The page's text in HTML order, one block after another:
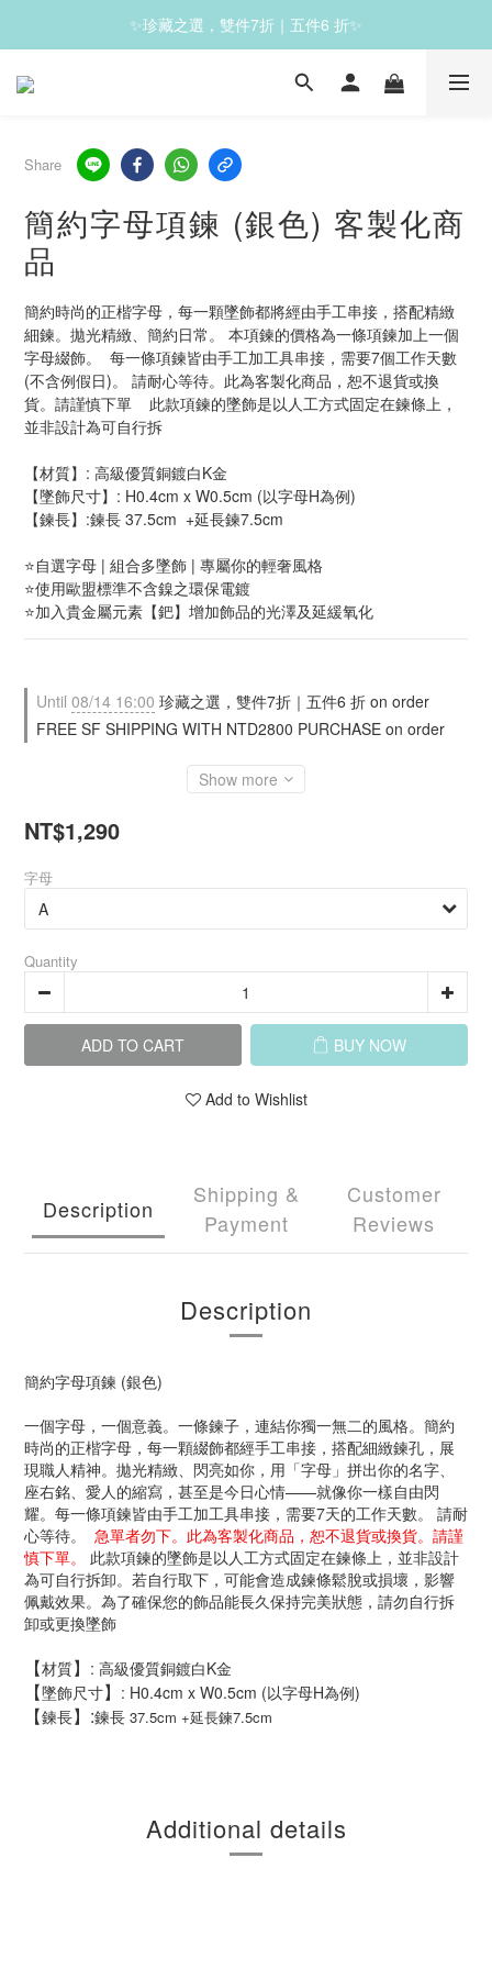
✨滿1200免運✨
✨珍藏之選，雙件7折｜五件6 折✨
Share
簡約字母項鍊 (銀色) 客製化商
品
簡約時尚的正楷字母，每一顆墜飾都將經由手工串接，搭配精緻
細鍊。拋光精緻、簡約日常。 本項鍊的價格為一條項鍊加上一個
字母綴飾。  每一條項鍊皆由手工加工具串接，需要7個工作天數
(不含例假日)。 請耐心等待。此為客製化商品，恕不退貨或換
貨。請謹慎下單    此款項鍊的墜飾是以人工方式固定在鍊條上，
並非設計為可自行拆
【材質】: 高級優質銅鍍白K金
【墜飾尺寸】: H0.4cm x W0.5cm (以字母H為例)
【鍊長】:鍊長 37.5cm  +延長鍊7.5cm
⭐自選字母 | 組合多墜飾 | 專屬你的輕奢風格
⭐使用歐盟標準不含鎳之環保電鍍
⭐加入貴金屬元素【鈀】增加飾品的光澤及延緩氧化
Until 08/14 16:00 珍藏之選，雙件7折｜五件6 折 on order
FREE SF SHIPPING WITH NTD2800 PURCHASE on order
Show more
NT$1,290
字母
Quantity
ADD TO CART BUY NOW
Add to Wishlist
Description
Shipping &
Payment
Customer
Reviews
Description
簡約字母項鍊 (銀色)
一個字母，一個意義。一條鍊子，連結你獨一無二的風格。簡約
時尚的正楷字母，每一顆綴飾都經手工串接，搭配細緻鍊孔，展
現職人精神。拋光精緻、閃亮如你，用「字母」拼出你的名字、
座右銘、愛人的縮寫，甚至是今日心情——就像你一樣自由閃
耀。每一條項鍊皆由手工加工具串接，需要7天的工作天數。 請耐
心等待。 急單者勿下。此為客製化商品，恕不退貨或換貨。請謹
慎下單。
此款項鍊的墜飾是以人工方式固定在鍊條上，並非設計
為可自行拆卸。若自行取下，可能會造成鍊條鬆脫或損壞，影響
佩戴效果。為了確保您的飾品能長久保持完美狀態，請勿自行拆
卸或更換墜飾
【材質】 : 高級優質銅鍍白K金
【墜飾尺寸】 : H0.4cm x W0.5cm (以字母H為例)
【鍊長】:鍊長 37.5cm +延長鍊7.5cm
Additional details